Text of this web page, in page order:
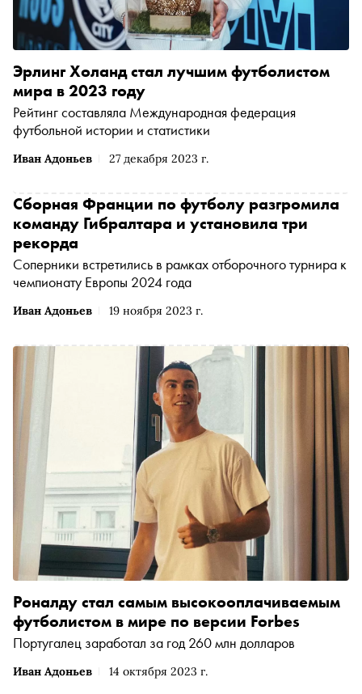
Иван Адоньев 27 декабря 2023 г.
Эрлинг Холанд стал лучшим футболистом
мира в 2023 году
Рейтинг составляла Международная федерация
футбольной истории и статистики
Иван Адоньев 19 ноября 2023 г.
Сборная Франции по футболу разгромила
команду Гибралтара и установила три
рекорда
Соперники встретились в рамках отборочного турнира к
чемпионату Европы 2024 года
Иван Адоньев 14 октября 2023 г.
Роналду стал самым высокооплачиваемым
футболистом в мире по версии Forbes
Португалец заработал за год 260 млн долларов